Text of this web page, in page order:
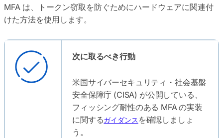
MFA は、トークン窃取を防ぐためにハードウェアに関連付
けた方法を使用します。
次に取るべき行動
米国サイバーセキュリティ・社会基盤
安全保障庁 (CISA) が公開している、
フィッシング耐性のある MFA の実装
に関するガイダンス を確認しましょ
う。